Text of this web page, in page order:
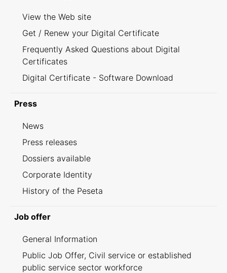
View the Web site
Get / Renew your Digital Certificate
Frequently Asked Questions about Digital
Certificates
Digital Certificate - Software Download
Press
News
Press releases
Dossiers available
Corporate Identity
History of the Peseta
Job offer
General Information
Public Job Offer, Civil service or established
public service sector workforce